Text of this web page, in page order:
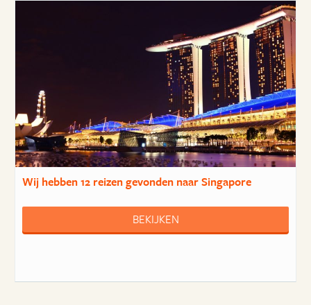
Wij hebben12 reizengevonden naar Singapore
BEKIJKEN